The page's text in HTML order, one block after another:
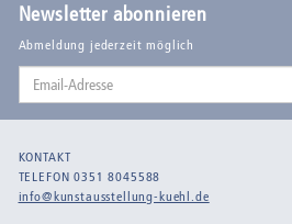
Newsletter abonnieren
Abmeldung jederzeit möglich
Email-
KONTAKT
TELEFON 0351 8045588
info@kunstausstellung-kuehl.de